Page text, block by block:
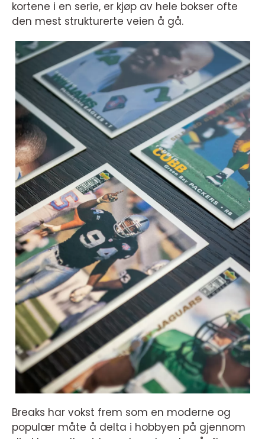
kortene i en serie, er kjøp av hele bokser ofte
den mest strukturerte veien å gå.
Breaks har vokst frem som en moderne og
populær måte å delta i hobbyen på gjennom